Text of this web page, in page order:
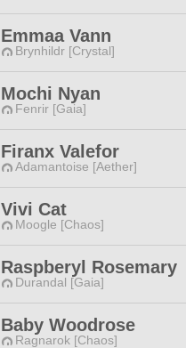
Emmaa Vann
Brynhildr [Crystal]
Mochi Nyan
Fenrir [Gaia]
Firanx Valefor
Adamantoise [Aether]
Vivi Cat
Moogle [Chaos]
Raspberyl Rosemary
Durandal [Gaia]
Baby Woodrose
Ragnarok [Chaos]